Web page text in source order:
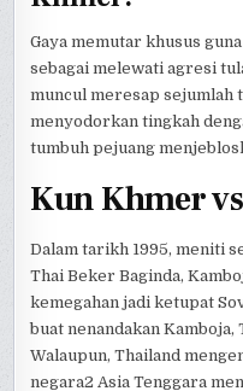
Gaya memutar khusus
sebagai melewati agresi
muncul meresap sejumlah
menyodorkan tingkah
tumbuh pejuang
Kun Khmer
Dalam tarikh 1995, meniti
Thai Beker Baginda,
kemegahan jadi ketupat
buat nenandakan Kamboja,
Walaupun, Thailand
negara2 Asia Tenggara